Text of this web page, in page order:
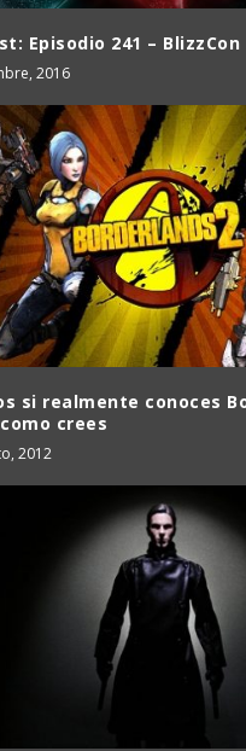
Episodio 241 – BlizzCon
2016
si realmente conoces
crees
2012